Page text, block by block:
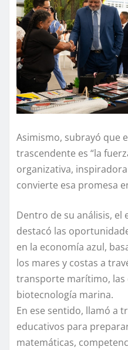
Asimismo, subrayó que
trascendente es “la
organizativa,
convierte esa promesa
Dentro de su análisis,
destacó las
en la economía azul,
los mares y costas a
transporte marítimo, las
biotecnología marina.
En ese sentido, llamó a
educativos para
matemáticas,